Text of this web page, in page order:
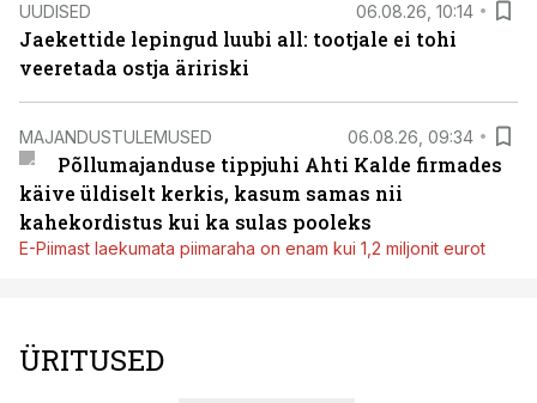
UUDISED 06.08.26, 10:14
Jaekettide lepingud luubi all: tootjale ei tohi
veeretada ostja äririski
MAJANDUSTULEMUSED 06.08.26, 09:34
Põllumajanduse tippjuhi Ahti Kalde firmades
käive üldiselt kerkis, kasum samas nii
kahekordistus kui ka sulas pooleks
E-Piimast laekumata piimaraha on enam kui 1,2 miljonit eurot
ÜRITUSED